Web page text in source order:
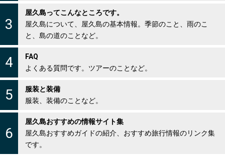
10/3(土)
◯全ツアー受付可
10/4(日)
◯全ツアー受付可
10/5(月)
◯全ツアー受付可
10/7(水)
10/8(木)
◯全ツアー受付可
10/9(金)
10/10(土)
△ツアー要問合せ
10/12(月)
△ツアー要問合せ
10/13(火)
△ツアー要問合せ
10/14(水)
3
屋久島ってこんなところです。
屋久島について、屋久島の基本情報。季節のこと、雨のこ
と、島の道のことなど。
4
FAQ
よくある質問です。ツアーのことなど。
5
服装と装備
服装、装備のことなど。
6
屋久島おすすめの情報サイト集
屋久島おすすめガイドの紹介、おすすめ旅行情報のリンク集
です。